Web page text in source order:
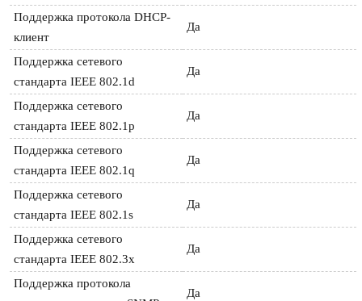
Поддержка протокола DHCP-
клиент
Да
Поддержка сетевого
стандарта IEEE 802.1d
Да
Поддержка сетевого
стандарта IEEE 802.1p
Да
Поддержка сетевого
стандарта IEEE 802.1q
Да
Поддержка сетевого
стандарта IEEE 802.1s
Да
Поддержка сетевого
стандарта IEEE 802.3x
Да
Поддержка протокола
Да